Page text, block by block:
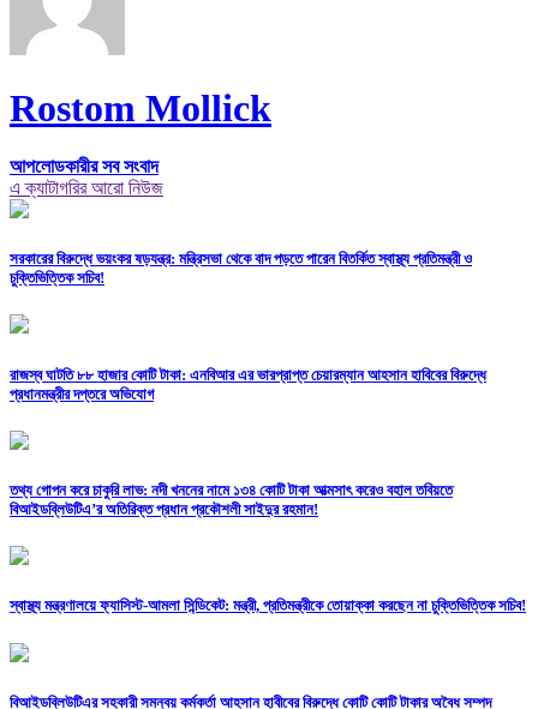
Rostom Mollick
আপলোডকারীর সব সংবাদ
এ ক্যাটাগরির আরো নিউজ
সরকারের বিরুদ্ধে ভয়ংকর ষড়যন্ত্র: মন্ত্রিসভা থেকে বাদ পড়তে পারেন বিতর্কিত স্বাস্থ্য প্রতিমন্ত্রী ও
চুক্তিভিত্তিক সচিব!
রাজস্ব ঘাটতি ৮৮ হাজার কোটি টাকা: এনবিআর এর ভারপ্রাপ্ত চেয়ারম্যান আহসান হাবিবের বিরুদ্ধে
প্রধানমন্ত্রীর দপ্তরে অভিযোগ
তথ্য গোপন করে চাকুরি লাভ: নদী খননের নামে ১৩৪ কোটি টাকা আত্মসাৎ করেও বহাল তবিয়তে
বিআইডব্লিউটিএ’র অতিরিক্ত প্রধান প্রকৌশলী সাইদুর রহমান!
স্বাস্থ্য মন্ত্রণালয়ে ফ্যাসিস্ট-আমলা সিন্ডিকেট: মন্ত্রী, প্রতিমন্ত্রীকে তোয়াক্কা করছেন না চুক্তিভিত্তিক সচিব!
বিআইডব্লিউটিএর সহকারী সমন্বয় কর্মকর্তা আহসান হাবীবের বিরুদ্ধে কোটি কোটি টাকার অবৈধ সম্পদ